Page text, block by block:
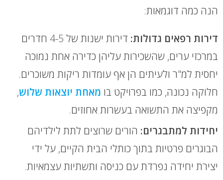
הנה כמה דוגמאות:
דירות רפאים גדולות:
דירות ישנות של 4-5 חדרים
במרכזי ערים, שהשכירות עליהן כדירה אחת נמוכה
יחסית למ"ר ולעיתים הן אף עומדות ריקות משוכרים.
חלוקה נכונה, כמו בפרויקט בו מאחת יוצאות שלוש,
מקפיצה את התשואה בעשרות אחוזים.
יחידות למתבגרים: הורים שרוצים לתת לילדיהם
הבוגרים פרטיות בתוך כותלי הבית הקיים, על ידי
יצירת יחידה נפרדת עם כניסה ותשתיות עצמאיות.